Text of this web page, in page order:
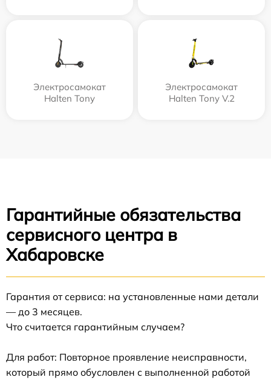
Электросамокат
Halten Tony
Электросамокат
Halten Tony V.2
Гарантийные обязательства
сервисного центра в
Хабаровске
Гарантия от сервиса: на установленные нами детали
— до 3 месяцев.
Что считается гарантийным случаем?
Для работ: Повторное проявление неисправности,
который прямо обусловлен с выполненной работой